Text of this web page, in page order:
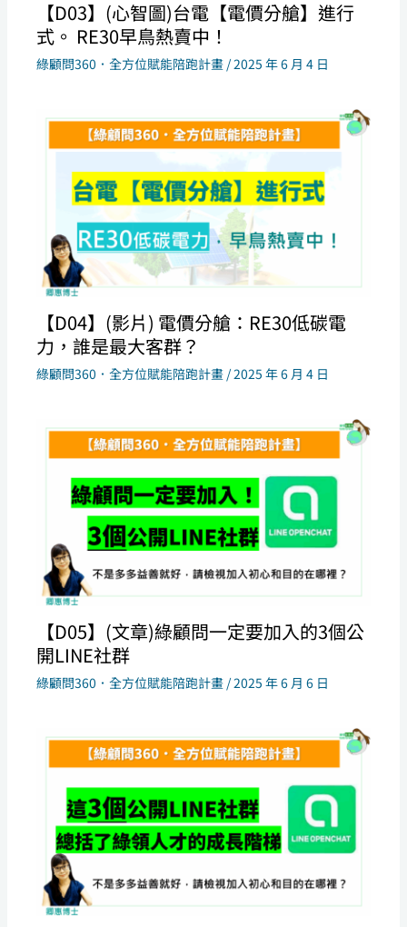
【D03】(心智圖)台電【電價分艙】進行
式。 RE30早鳥熱賣中！
綠顧問360．全方位賦能陪跑計畫 /2025 年 6 月 4 日
【D04】(影片) 電價分艙：RE30低碳電
力，誰是最大客群？
綠顧問360．全方位賦能陪跑計畫 /2025 年 6 月 4 日
【D05】(文章)綠顧問一定要加入的3個公
開LINE社群
綠顧問360．全方位賦能陪跑計畫 /2025 年 6 月 6 日